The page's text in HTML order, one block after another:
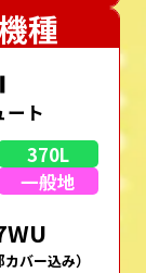
種
ート
370L
一般地
バー込み）